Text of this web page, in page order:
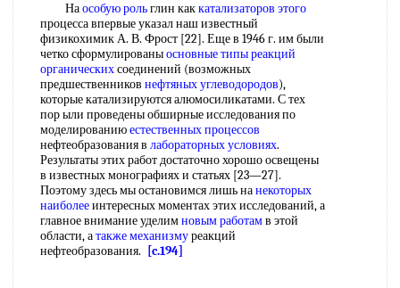
Наособую рольглин каккатализаторов этого
процесса впервые указал наш известный
физикохимик А. В. Фрост [22]. Еще в 1946 г. им были
четко сформулированыосновные типы реакций
органическихсоединений (возможных
предшественников нефтяных углеводородов),
которые катализируются алюмосиликатами. С тех
пор ыли проведены обширные исследования по
моделированиюестественных процессов
нефтеобразования в лабораторных условиях.
Результаты этих работ достаточно хорошо освещены
в известных монографиях и статьях [23—27].
Поэтому здесь мы остановимся лишь нанекоторых
наиболееинтересных моментах этих исследований, а
главное внимание уделимновым работамв этой
области, атакже механизмуреакций
нефтеобразования.
[c.194]